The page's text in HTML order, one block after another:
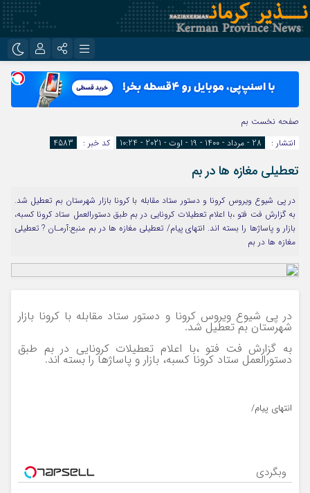
اینستاگرام
تلگرام
نام کاربری یا نشانی ایمیل
رمز عبور
صفحه نخست بم
انتشار :
28 - مرداد - 1400 - 19 - اوت - 2021 - 10:24 کد خبر : 4583
تعطیلی مغازه ها در بم
در پی شیوع ویروس کرونا و دستور ستاد مقابله با کرونا بازار شهرستان بم تعطیل شد.
به گزارش فت فتو ،با اعلام تعطیلات کرونایی در بم طبق دستورالعمل ستاد کرونا کسبه،
بازار و پاساژها را بسته اند. انتهای پیام/ تعطیلی مغازه ها در بم منبع:آرمـان ? تعطیلی
مغازه ها در بم
در پی شیوع ویروس کرونا و دستور ستاد مقابله با کرونا بازار
شهرستان بم تعطیل شد.
به گزارش فت فتو ،با اعلام تعطیلات کرونایی در بم طبق
دستورالعمل ستاد کرونا کسبه، بازار و پاساژها را بسته اند.
انتهای پیام/
وبگردی